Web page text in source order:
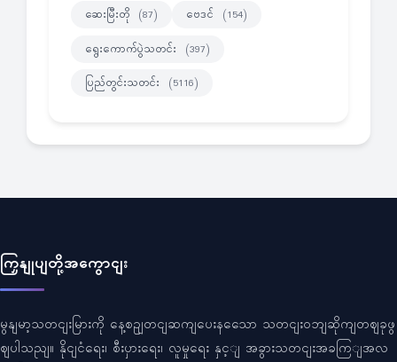
ဆေးမြီးတို (87) ဗေဒင် (154)
ရွေးကောက်ပွဲသတင်း (397)
ပြည်တွင်းသတင်း (5116)
ကြှနျုပျတို့အကွောငျး
မွနျမာ့သတငျးမြားကို နေ့စဥျတငျဆကျပေးနသေော သတငျးဝဘျဆိုကျတဈခုဖွ
ဈပါသညျ။ နိုငျငံရေး၊ စီးပှားရေး၊ လူမှုရေး နှင့ျ အခွားသတငျးအခကြျအလ